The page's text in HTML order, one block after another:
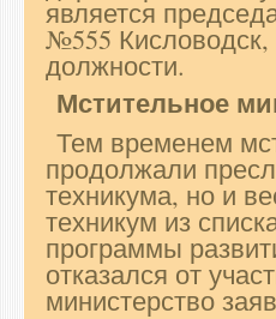
является
№555 Кисловодск,
должности.
Мстительное
Тем временем
продолжали
техникума, но и
техникум из
программы
отказался от
министерство